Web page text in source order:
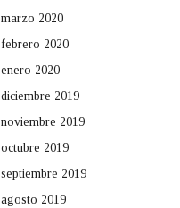
marzo 2020
febrero 2020
enero 2020
diciembre 2019
noviembre 2019
octubre 2019
septiembre 2019
agosto 2019